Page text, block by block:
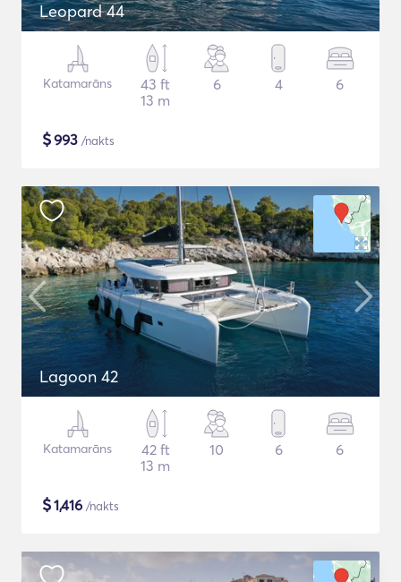
Leopard 44
Katamarāns
43 ft
13 m
6 4 6
$993 /nakts
Lagoon 42
Katamarāns
42 ft
13 m
10 6 6
$1,416 /nakts